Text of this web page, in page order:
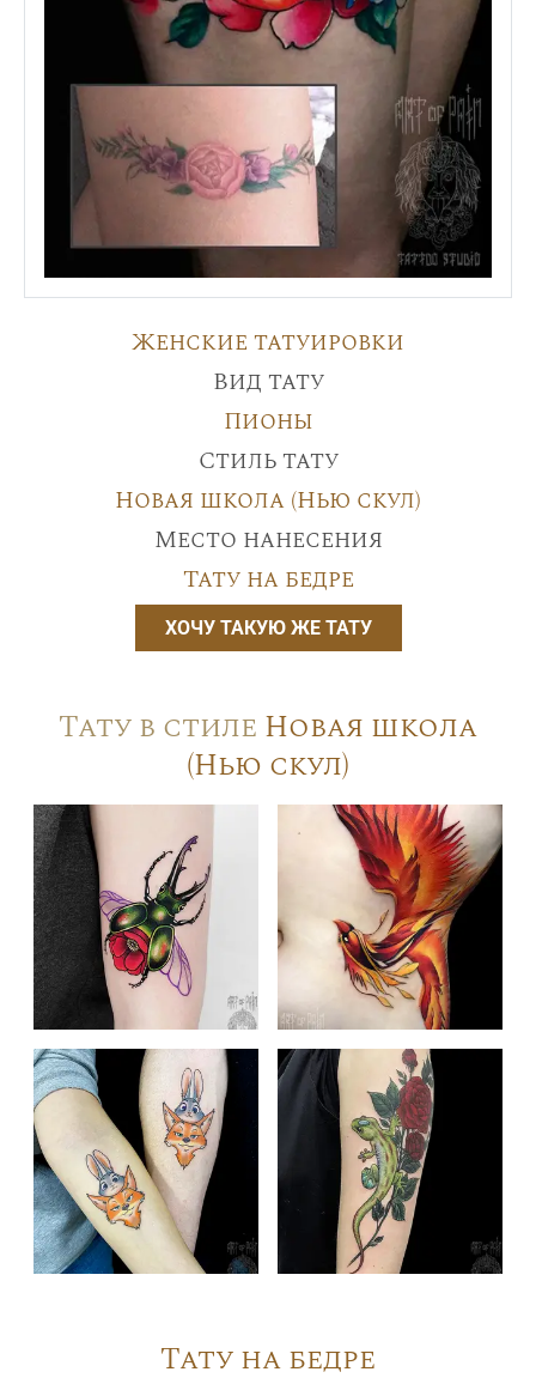
Женские татуировки
Вид тату
Пионы
Стиль тату
Новая школа (Нью скул)
Место нанесения
Тату на бедре
ХОЧУ ТАКУЮ ЖЕ ТАТУ
Тату в стиле Новая школа
(Нью скул)
Тату на бедре